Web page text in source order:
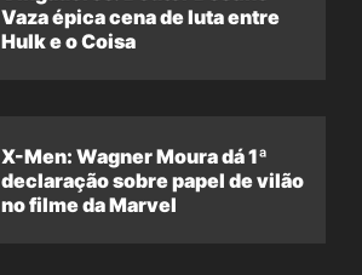
Vaza épica cena de luta entre
Hulk e o Coisa
X-Men: Wagner Moura dá 1ª
declaração sobre papel de vilão
no filme da Marvel